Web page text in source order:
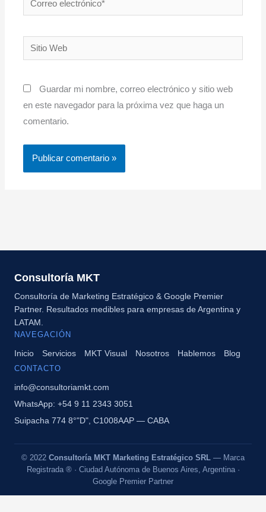
electrónico*
Sitio
Web
Guardar mi nombre, correo electrónico y sitio web
en este navegador para la próxima vez que haga un
comentario.
Consultoría MKT
Consultoría de Marketing Estratégico & Google Premier
Partner. Resultados medibles para empresas de Argentina y
LATAM.
NAVEGACIÓN
Inicio Servicios MKT Visual Nosotros Hablemos Blog
CONTACTO
info@consultoriamkt.com
WhatsApp: +54 9 11 2343 3051
Suipacha 774 8°"D", C1008AAP — CABA
© 2022 Consultoría MKT Marketing Estratégico SRL — Marca
Registrada ® · Ciudad Autónoma de Buenos Aires, Argentina ·
Google Premier Partner